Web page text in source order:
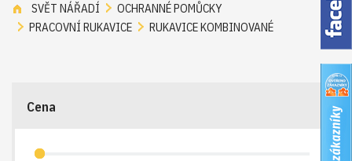
SVĚT NÁŘADÍ
OCHRANNÉ POMŮCKY
PRACOVNÍ RUKAVICE
RUKAVICE KOMBINOVANÉ
Cena